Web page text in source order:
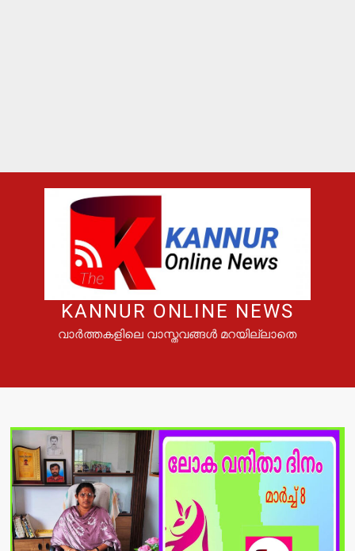
KANNUR ONLINE NEWS
വാർത്തകളിലെ വാസ്തവങ്ങൾ മറയില്ലാതെ